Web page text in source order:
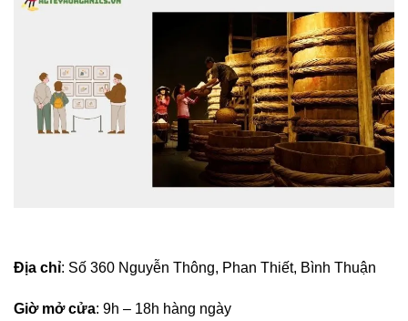
Địa chỉ: Số 360 Nguyễn Thông, Phan Thiết, Bình Thuận
Giờ mở cửa: 9h – 18h hàng ngày